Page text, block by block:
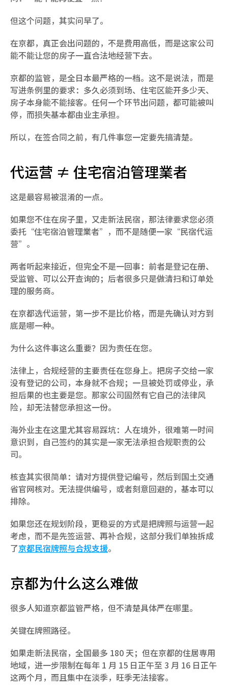
但这个问题，其实问早了。
在京都，真正会出问题的，不是费用高低，而是这家公司
能不能让您的房子一直合法地经营下去。
京都的监管，是全日本最严格的一档。这不是说法，而是
写进条例里的要求：多久必须到场、住宅区能开多少天、
房子本身能不能接客。任何一个环节出问题，都可能被叫
停，而损失基本都由业主承担。
所以，在签合同之前，有几件事您一定要先搞清楚。
代运营 ≠ 住宅宿泊管理業者
这是最容易被混淆的一点。
如果您不住在房子里，又走新法民宿，那法律要求您必须
委托“住宅宿泊管理業者”，而不是随便一家“民宿代运
营”。
两者听起来接近，但完全不是一回事：前者是登记在册、
受监管、可以公开查询的；后者很多只是做清扫和订单处
理的服务商。
在京都选代运营，第一步不是比价格，而是先确认对方到
底是哪一种。
为什么这件事这么重要？因为责任在您。
法律上，合规经营的主要责任在您身上。把房子交给一家
没有登记的公司，本身就不合规；一旦被处罚或停业，承
担后果的也主要是您。那家公司固然有它自己的法律风
险，却无法替您承担这一份。
海外业主在这里尤其容易踩坑：人在境外，很难第一时间
意识到，自己签约的其实是一家无法承担合规职责的公
司。
核查其实很简单：请对方提供登记编号，然后到国土交通
省官网核对。无法提供编号，或者刻意回避的，基本可以
排除。
如果您还在规划阶段，更稳妥的方式是把牌照与运营一起
考虑，而不是先签运营、再补合规，这部分我们单独拆成
了京都民宿牌照与合规支援。
京都为什么这么难做
很多人知道京都监管严格，但不清楚具体严在哪里。
关键在牌照路径。
如果走新法民宿，全国最多 180 天；但在京都的住居専用
地域，进一步限制在每年 1 月 15 日正午至 3 月 16 日正午
这两个月，而且集中在淡季，旺季无法接客。